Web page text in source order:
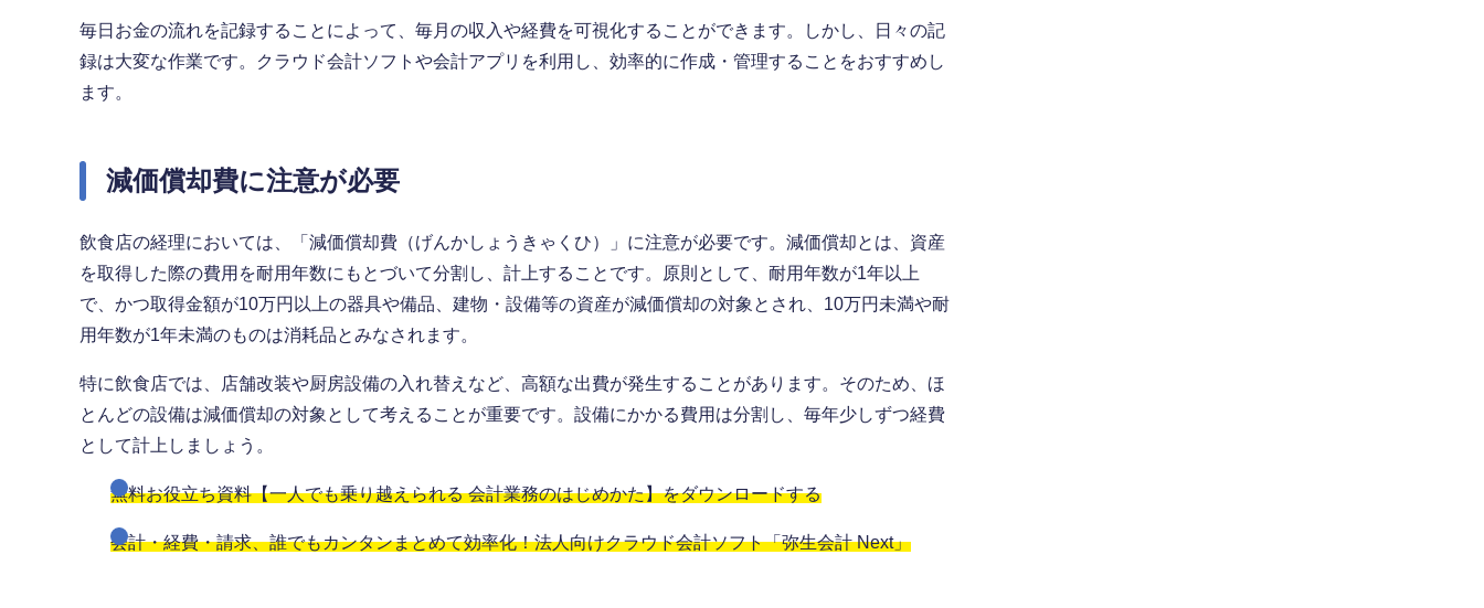
毎日お金の流れを記録することによって、毎月の収入や経費を可視化することができます。しかし、日々の記
録は大変な作業です。クラウド会計ソフトや会計アプリを利用し、効率的に作成・管理することをおすすめし
ます。
減価償却費に注意が必要
飲食店の経理においては、「減価償却費（げんかしょうきゃくひ）」に注意が必要です。減価償却とは、資産
を取得した際の費用を耐用年数にもとづいて分割し、計上することです。原則として、耐用年数が1年以上
で、かつ取得金額が10万円以上の器具や備品、建物・設備等の資産が減価償却の対象とされ、10万円未満や耐
用年数が1年未満のものは消耗品とみなされます。
特に飲食店では、店舗改装や厨房設備の入れ替えなど、高額な出費が発生することがあります。そのため、ほ
とんどの設備は減価償却の対象として考えることが重要です。設備にかかる費用は分割し、毎年少しずつ経費
として計上しましょう。
無料お役立ち資料【一人でも乗り越えられる 会計業務のはじめかた】をダウンロードする
会計・経費・請求、誰でもカンタンまとめて効率化！法人向けクラウド会計ソフト「弥生会計 Next」